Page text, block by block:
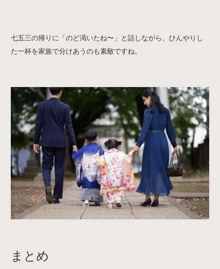
七五三の帰りに「のど渇いたね〜」と話しながら、ひんやりし
た一杯を家族で分けあうのも素敵ですね。
まとめ